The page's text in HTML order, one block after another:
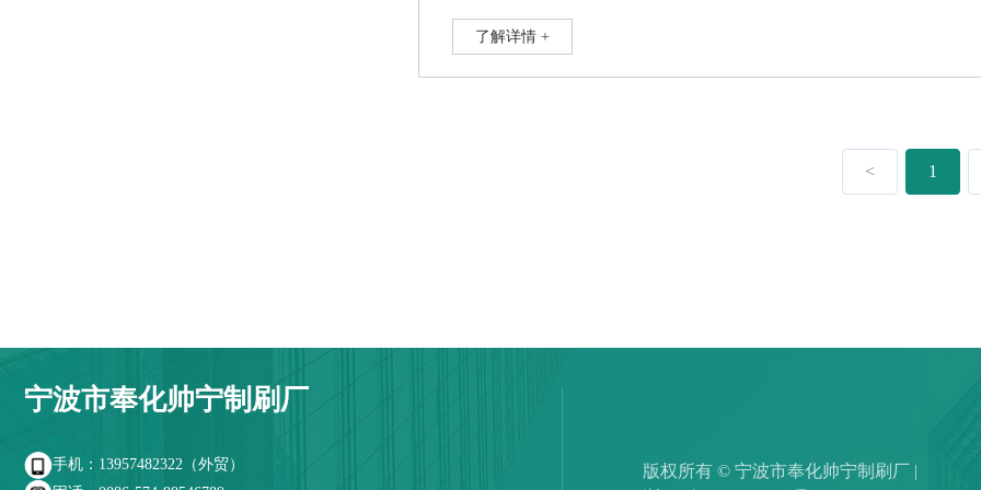
键的是没有立体感
了解详情 +
< 1
宁波市奉化帅宁制刷厂
手机：13957482322（外贸）
版权所有 © 宁波市奉化帅宁制刷厂 |